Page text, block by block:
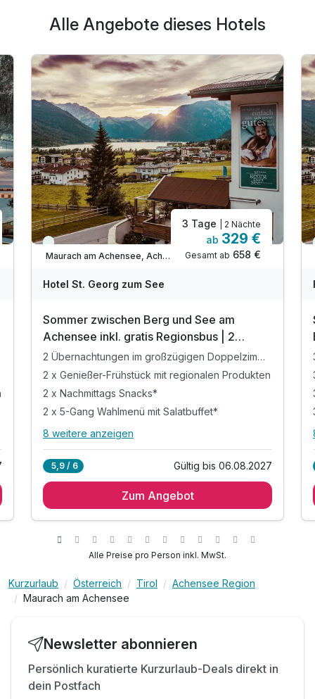
Alle Angebote dieses Hotels
Viele Termine frei
Maurach am Achensee, Achensee Region
3 Tage | 2 Nächte
ab 329 €
Gesamt ab 658 €
Hotel St. Georg zum See
Sommer zwischen Berg und See am
Achensee inkl. gratis Regionsbus | 2
Nächte
2 Übernachtungen im großzügigen Doppelzimmer
2 x Genießer-Frühstück mit regionalen Produkten
2 x Nachmittags Snacks*
2 x 5-Gang Wahlmenü mit Salatbuffet*
Alle Inklusivleistungen
Doppelzimmer
2 x Genießer-Frühstück mit regionalen Produkten
2 x 5-Gang Wahlmenü mit Salatbuffet*
inkl. Nutzung der Achensee Regio Busse
inkl. Nutzung der St. Georg Vitalwelt mit Saunen
inkl. Tee-Ecke mit erlesenen Tee's & Äpfeln
Tipp: über 500 Kilometer markierte Wanderwege
* außer am Sonntag - Küchenruhetag*
8 weitere anzeigen
5,9 / 6 Gültig bis 06.08.2027
Zum Angebot
Alle Preise pro Person inkl. MwSt.
Kurzurlaub Österreich Tirol
Achensee Region
Maurach am Achensee
Newsletter abonnieren
Persönlich kuratierte Kurzurlaub-Deals direkt in
dein Postfach